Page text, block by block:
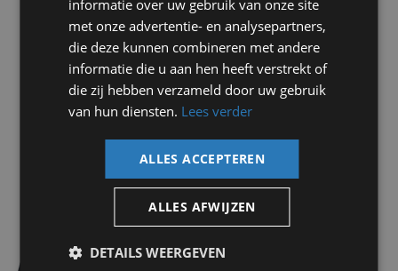
Rob Spijkers – Dronten
informatie over uw gebruik van onze site
met onze advertentie- en analysepartners,
die deze kunnen combineren met andere
informatie die u aan hen heeft verstrekt of
die zij hebben verzameld door uw gebruik
van hun diensten. Lees verder
ALLES ACCEPTEREN
ALLES AFWIJZEN
DETAILS WEERGEVEN